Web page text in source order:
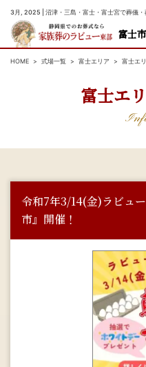
3月, 2025 | 沼津・三島・富士・富士宮で葬儀
富士市
HOME 式場一覧 富士エリア 富士エ
富士エ
令和7年3/14(金)ラビュ
市』開催！